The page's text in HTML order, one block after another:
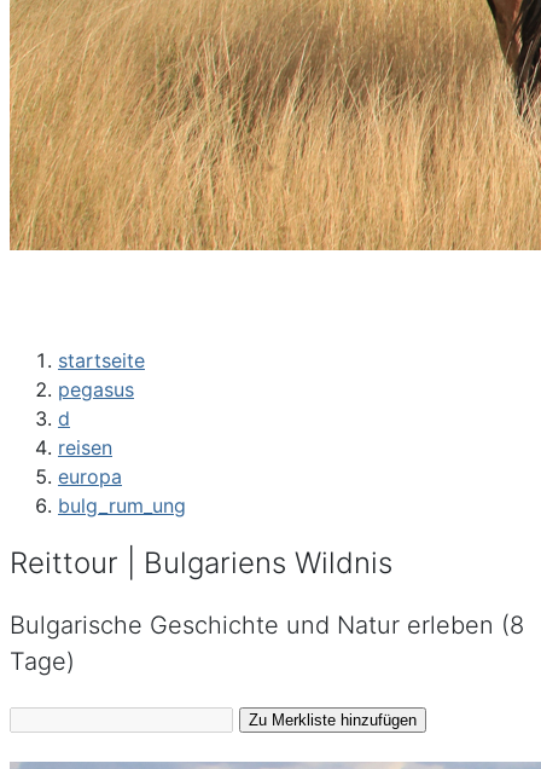
startseite
pegasus
d
reisen
europa
bulg_rum_ung
Reittour | Bulgariens Wildnis
Bulgarische Geschichte und Natur erleben (8
Tage)